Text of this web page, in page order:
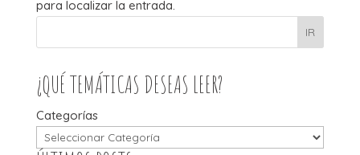
para localizar la entrada.
IR
¿QUÉ TEMÁTICAS DESEAS LEER?
Categorías